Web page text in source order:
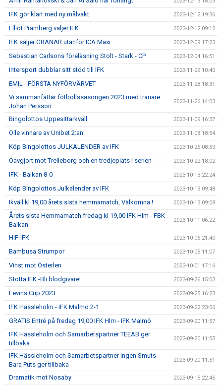
IFK gör klart med ny målvakt 2023-12-12 19:36
Elliot Pramberg väljer IFK 2023-12-12 09:12
IFK säljer GRANAR utanför ICA Maxi 2023-12-09 17:23
Sebastian Carlsons föreläsning Stolt - Stark - CP 2023-12-04 16:51
Intersport dubblar sitt stöd till IFK 2023-11-29 10:40
EMIL - FÖRSTA NYFÖRVÄRVET 2023-11-28 18:31
Vi sammanfattar fotbollssäsongen 2023 med tränare
Johan Persson
2023-11-26 14:03
Bingolottos Uppesittarkväll 2023-11-09 16:37
Olle vinnare av Unibet 2:an 2023-11-08 18:54
Köp Bingolottos JULKALENDER av IFK 2023-10-26 08:59
Oavgjort mot Trelleborg och en tredjeplats i serien 2023-10-22 18:02
IFK - Balkan 8-0 2023-10-13 22:24
Köp Bingolottos Julkalender av IFK 2023-10-13 09:48
Ikväll kl 19,00 årets sista hemmamatch, Välkomna ! 2023-10-13 09:08
Årets sista Hemmamatch fredag kl 19,00 IFK Hlm - FBK
Balkan
2023-10-11 06:22
HIF-IFK 2023-10-06 21:40
Bambusa Strumpor 2023-10-05 11:07
Vinst mot Österlen 2023-10-01 17:16
Stötta IFK -Bli blodgivare! 2023-09-26 15:03
Levins Cup 2023 2023-09-25 16:23
IFK Hässleholm - IFK Malmö 2-1 2023-09-22 23:06
GRATIS Entré på fredag 19,00 IFK Hlm - IFK Malmö 2023-09-20 11:57
IFK Hässleholm och Samarbetspartner TEEAB ger
tillbaka
2023-09-20 11:55
IFK Hässleholm och Samarbetspartner Ingen Smuts
Bara Puts ger tillbaka
2023-09-20 11:51
Dramatik mot Nosaby 2023-09-15 22:45